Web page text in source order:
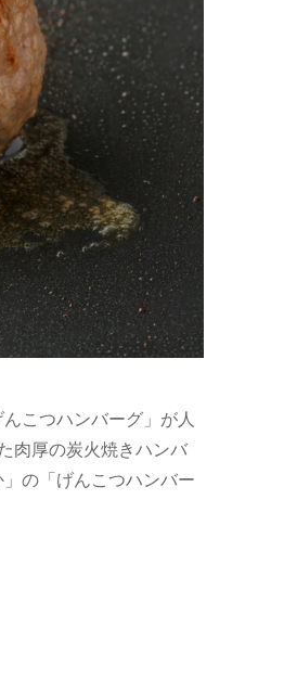
こつハンバーグ」が人
肉厚の炭火焼きハンバ
の「げんこつハンバー